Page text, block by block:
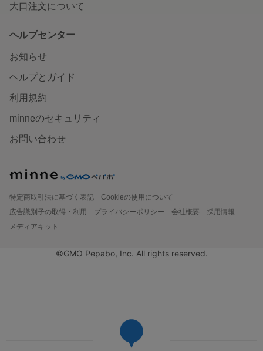
大口注文について
ヘルプセンター
お知らせ
ヘルプとガイド
利用規約
minneのセキュリティ
お問い合わせ
特定商取引法に基づく表記
Cookieの使用について
広告識別子の取得・利用
プライバシーポリシー 会社概要
採用情報
メディアキット
©GMO Pepabo, Inc. All rights reserved.